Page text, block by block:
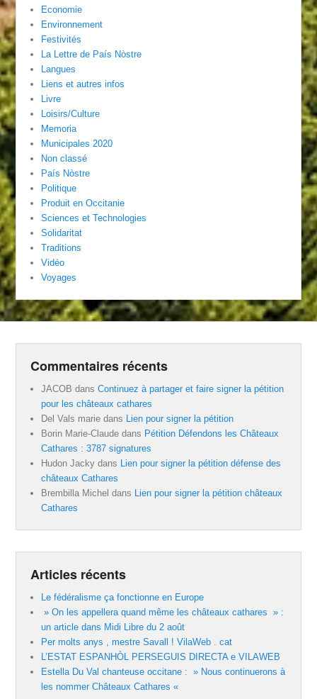
Economie
Environnement
Festivités
La Lettre de País Nòstre
Langues
Liens et autres infos
Livre
Loisirs/Culture
Memoria
Municipales 2020
Non classé
País Nòstre
Politique
Produit en Occitanie
Sciences et Technologies
Solidaritat
Traditions
Vidéo
Voyages
Commentaires récents
JACOB dansContinuez à partager et faire signer la pétition
pour les châteaux cathares
Del Vals marie dans
Lien pour signer la pétition
Borin Marie-Claude dans Pétition Défendons les Châteaux
Cathares : 3787 signatures
Hudon Jacky dans
Lien pour signer la pétition défense des
châteaux Cathares
Brembilla Michel dans
Lien pour signer la pétition châteaux
Cathares
Articles récents
Le fédéralisme ça fonctionne en Europe
» On les appellera quand même les châteaux cathares » :
un article dans Midi Libre du 2 août
Per molts anys , mestre Savall ! VilaWeb . cat
L’ESTAT ESPANHÒL PERSEGUIS DIRECTA e VILAWEB
Estella Du Val chanteuse occitane : » Nous continuerons à
les nommer Châteaux Cathares «